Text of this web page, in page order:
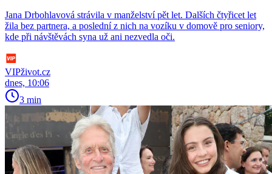
Jana Drbohlavová strávila v manželství pět let. Dalších čtyřicet let
žila bez partnera, a poslední z nich na vozíku v domově pro seniory,
kde při návštěvách syna už ani nezvedla oči.
VIPživot.cz
dnes, 10:06
3 min